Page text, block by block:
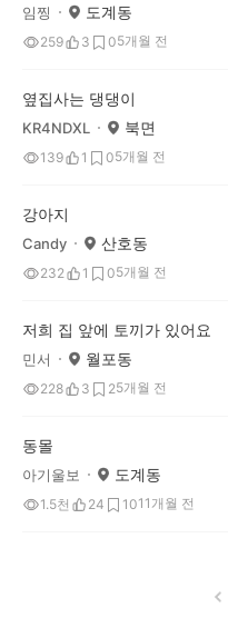
임찡 도계동
259 3 05개월 전
옆집사는 댕댕이
KR4NDXL 북면
139 1 05개월 전
강아지
Candy 산호동
232 1 05개월 전
저희 집 앞에 토끼가 있어요
민서 월포동
228 3 25개월 전
동몰
아기울보 도계동
1.5천 24 1011개월 전